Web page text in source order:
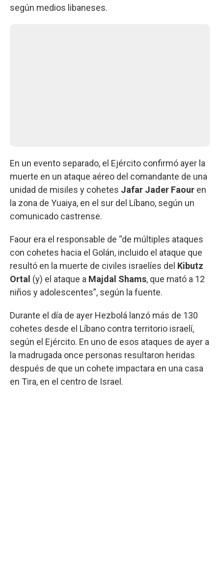
según medios libaneses.
En un evento separado, el Ejército confirmó ayer la
muerte en un ataque aéreo del comandante de una
unidad de misiles y cohetes Jafar Jader Faour en
la zona de Yuaiya, en el sur del Líbano, según un
comunicado castrense.
Faour era el responsable de “de múltiples ataques
con cohetes hacia el Golán, incluido el ataque que
resultó en la muerte de civiles israelíes del Kibutz
Ortal (y) el ataque a Majdal Shams, que mató a 12
niños y adolescentes”, según la fuente.
Durante el día de ayer Hezbolá lanzó más de 130
cohetes desde el Líbano contra territorio israelí,
según el Ejército. En uno de esos ataques de ayer a
la madrugada once personas resultaron heridas
después de que un cohete impactara en una casa
en Tira, en el centro de Israel.